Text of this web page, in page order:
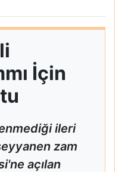
İçin
ileri
zam
açılan